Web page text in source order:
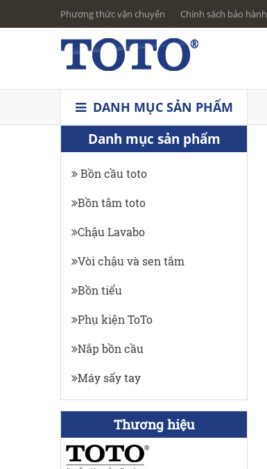
Phương thức vận chuyển Chính sách bảo hành
DANH MỤC SẢN PHẨM
Danh mục sản phẩm
Bồn cầu toto
Bồn tắm toto
Chậu Lavabo
Vòi chậu và sen tắm
Bồn tiểu
Phụ kiện ToTo
Nắp bồn cầu
Máy sấy tay
Thương hiệu